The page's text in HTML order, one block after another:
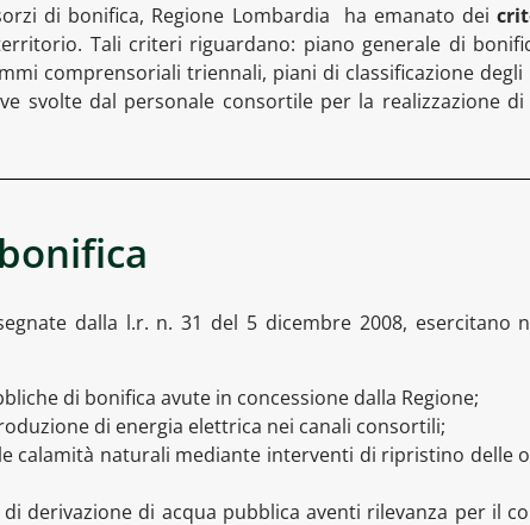
di bonifica, Regione Lombardia ha emanato dei
Tali criteri riguardano: piano generale di
comprensoriali triennali, piani di classificazione
svolte dal personale consortile per la realizzazione
dalla l.r. n. 31 del 5 dicembre 2008, esercitano
di bonifica avute in concessione dalla Regione;
di energia elettrica nei canali consortili;
calamità naturali mediante interventi di ripristino delle
derivazione di acqua pubblica aventi rilevanza per il